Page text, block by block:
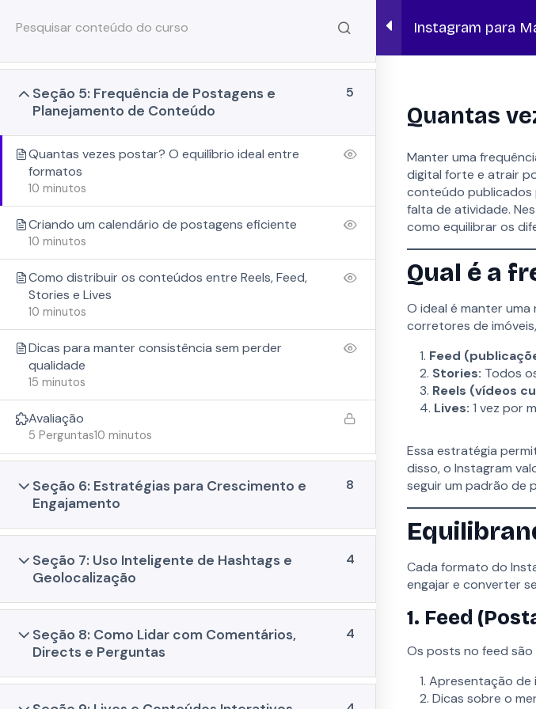
WORKSHOPS BLOG
Início Lano Academy Marketing Digital Imobiliário
Instagram para
Seção 4: Divulgação Estratégica de Imóveis
no Instagram
6
Seção 5: Frequência de Postagens e
Planejamento de Conteúdo
5
Quantas vezes postar? O equilíbrio ideal entre
formatos
10 minutos
Criando um calendário de postagens eficiente
10 minutos
Como distribuir os conteúdos entre Reels, Feed,
Stories e Lives
10 minutos
Dicas para manter consistência sem perder
qualidade
15 minutos
Avaliação
10 minutos
5 Perguntas
Seção 6: Estratégias para Crescimento e
Engajamento
8
Seção 7: Uso Inteligente de Hashtags e
Geolocalização
4
Seção 8: Como Lidar com Comentários,
Directs e Perguntas
4
Quantas
Manter uma
digital forte e atrair
conteúdo publicados
falta de atividade.
como equilibrar os
Qual é a
O ideal é manter
corretores de
Feed
Stories: Todos
Reels (vídeos
Lives: 1 vez por
Essa estratégia
disso, o Instagram
seguir um padrão de
Cada formato do
engajar e converter
1. Feed
Os posts no feed
Apresentação de
Dicas sobre o
SOLUÇÕES
Lano Sites
Lano CRM Imobiliário
Lano Marketing Digital
Lano Atende
SOBRE
Política de privacidade
Termos de uso
Ferramentas
Carreiras
CNPJ